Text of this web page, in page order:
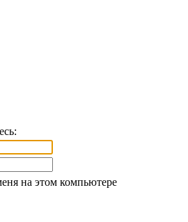
на этом компьютере